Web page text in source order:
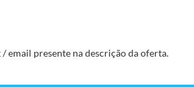
email presente na descrição da oferta.